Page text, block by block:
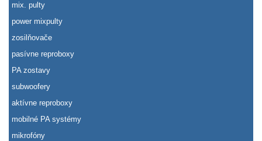
mix. pulty
power mixpulty
zosilňovače
pasívne reproboxy
PA zostavy
subwoofery
aktívne reproboxy
mobilné PA systémy
mikrofóny